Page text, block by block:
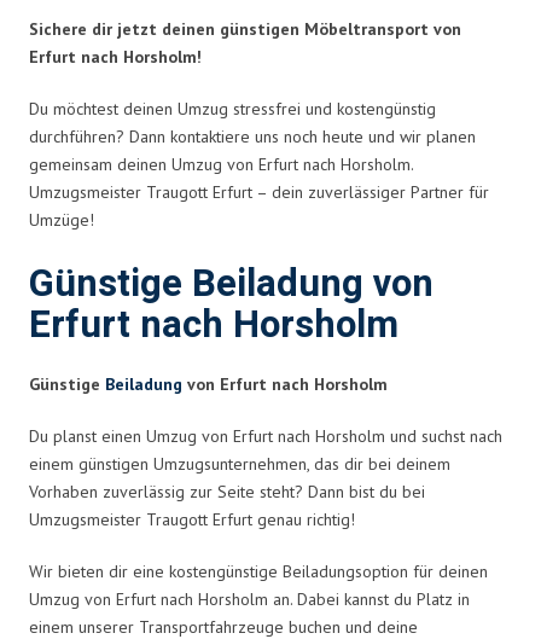
Sichere dir jetzt deinen günstigen Möbeltransport von
Erfurt nach Horsholm!
Du möchtest deinen Umzug stressfrei und kostengünstig
durchführen? Dann kontaktiere uns noch heute und wir planen
gemeinsam deinen Umzug von Erfurt nach Horsholm.
Umzugsmeister Traugott Erfurt – dein zuverlässiger Partner für
Umzüge!
Günstige Beiladung von
Erfurt nach Horsholm
Günstige Beiladung von Erfurt nach Horsholm
Du planst einen Umzug von Erfurt nach Horsholm und suchst nach
einem günstigen Umzugsunternehmen, das dir bei deinem
Vorhaben zuverlässig zur Seite steht? Dann bist du bei
Umzugsmeister Traugott Erfurt genau richtig!
Wir bieten dir eine kostengünstige Beiladungsoption für deinen
Umzug von Erfurt nach Horsholm an. Dabei kannst du Platz in
einem unserer Transportfahrzeuge buchen und deine